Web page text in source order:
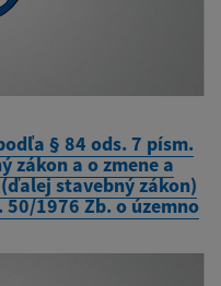
§ 84 ods. 7 písm.
zákon a o zmene a
stavebný zákon)
1976 Zb. o územno